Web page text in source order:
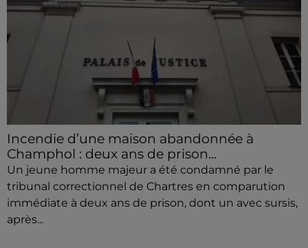
Incendie d’une maison abandonnée à
Champhol : deux ans de prison...
Un jeune homme majeur a été condamné par le
tribunal correctionnel de Chartres en comparution
immédiate à deux ans de prison, dont un avec sursis,
après...